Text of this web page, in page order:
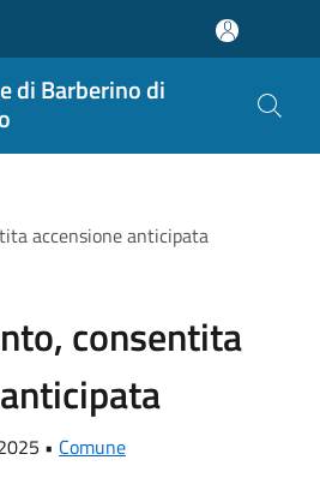
di Barberino di
accensione anticipata
consentita
• Comune